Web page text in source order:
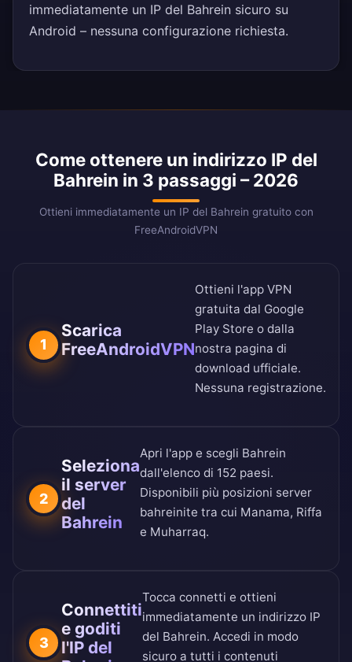
immediatamente un IP del Bahrein sicuro su
Android – nessuna configurazione richiesta.
Come ottenere un indirizzo IP del
Bahrein in 3 passaggi – 2026
Ottieni immediatamente un IP del Bahrein gratuito con
FreeAndroidVPN
1
Scarica
FreeAndroidVPN
Ottieni l'app VPN
gratuita dal Google
Play Store o dalla
nostra pagina di
download ufficiale.
Nessuna registrazione.
2
Seleziona
il server
del
Bahrein
Apri l'app e scegli Bahrein
dall'elenco di 152 paesi.
Disponibili più posizioni server
bahreinite tra cui Manama, Riffa
e Muharraq.
3
Connettiti
e goditi
l'IP del
Tocca connetti e ottieni
immediatamente un indirizzo IP
del Bahrein. Accedi in modo
sicuro a tutti i contenuti